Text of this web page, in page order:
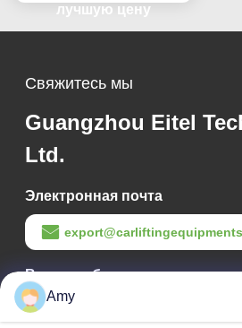
реальном времени и
высокоточные 3D-
лучшую цену
Свяжитесь мы
Guangzhou Eitel
Ltd.
Электронная почта
Время работы
09:00-18:00
Amy